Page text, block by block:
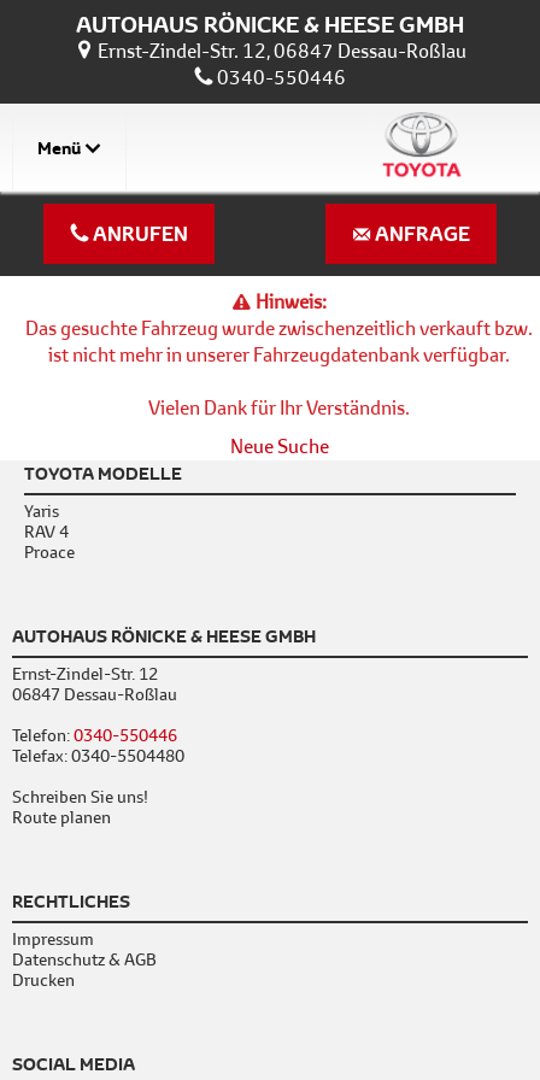
AUTOHAUS RÖNICKE & HEESE GMBH
Ernst-Zindel-Str. 12, 06847 Dessau-Roßlau
0340-550446
Menü
ANRUFEN ANFRAGE
Hinweis:
Das gesuchte Fahrzeug wurde zwischenzeitlich verkauft bzw.
ist nicht mehr in unserer Fahrzeugdatenbank verfügbar.
Vielen Dank für Ihr Verständnis.
Neue Suche
TOYOTA MODELLE
Yaris
RAV 4
Proace
AUTOHAUS RÖNICKE & HEESE GMBH
Ernst-Zindel-Str. 12
06847 Dessau-Roßlau
Telefon:0340-550446
Telefax: 0340-5504480
Schreiben Sie uns!
Route planen
RECHTLICHES
Impressum
Datenschutz & AGB
Drucken
SOCIAL MEDIA